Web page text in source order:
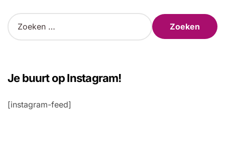
Z
o
n
a
Je buurt op Instagram!
[instagram-feed]